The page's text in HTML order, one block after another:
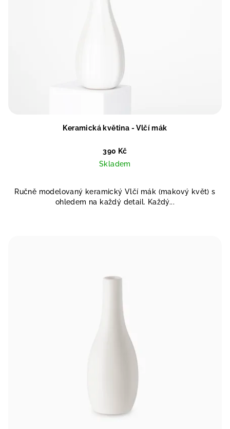
Keramická květina - Vlčí mák
390 Kč
Skladem
Ručně modelovaný keramický Vlčí mák (makový květ) s
ohledem na každý detail. Každý...